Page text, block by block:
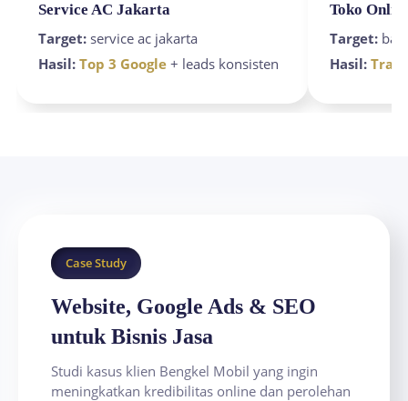
Service AC Jakarta
Target: service ac jakarta
Hasil: Top 3 Google + leads konsisten
Toko
Target:
Hasil:
Case Study
Website, Google Ads & SEO
untuk Bisnis Jasa
Studi kasus klien Bengkel Mobil yang ingin
meningkatkan kredibilitas online dan perolehan